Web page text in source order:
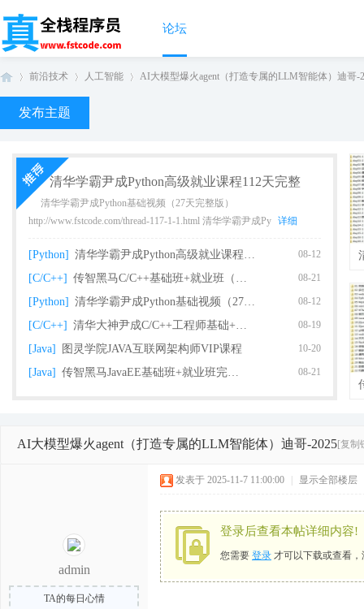
论坛
前沿技术 人工智能 AI大模型爆火agent（打造专属的LLM智能体）迪哥-
发布主题
清华学霸尹成Python高级就业课程112天完整
清华学霸尹成Python基础视频（27天完整版）
http://www.fstcode.com/thread-117-1-1.html 清华学霸尹成Py 详细
[Python] 清华学霸尹成Python高级就业课程112天完整 08-12
[C/C++] 传智黑马C/C++基础班+就业班（完整版） 08-21
[Python] 清华学霸尹成Python基础视频（27天完整版课 08-12
[C/C++] 清华大神尹成C/C++工程师基础+就业课程（93 08-19
[Java] 图灵学院JAVA互联网架构师VIP课程 10-20
[Java] 传智黑马JavaEE基础班+就业班完整版（2018 08-21
AI大模型爆火agent（打造专属的LLM智能体）迪哥-2025[复制
admin
TA的每日心情
发表于 2025-11-7 11:00:00 显示全部楼层
登录后查看本帖详细内容!
您需要 登录 才可以下载或查看